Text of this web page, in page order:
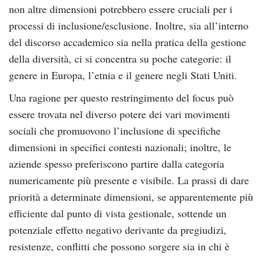
non altre dimensioni potrebbero essere cruciali per i
processi di inclusione/esclusione. Inoltre, sia all’interno
del discorso accademico sia nella pratica della gestione
della diversità, ci si concentra su poche categorie: il
genere in Europa, l’etnia e il genere negli Stati Uniti.
Una ragione per questo restringimento del focus può
essere trovata nel diverso potere dei vari movimenti
sociali che promuovono l’inclusione di specifiche
dimensioni in specifici contesti nazionali; inoltre, le
aziende spesso preferiscono partire dalla categoria
numericamente più presente e visibile. La prassi di dare
priorità a determinate dimensioni, se apparentemente più
efficiente dal punto di vista gestionale, sottende un
potenziale effetto negativo derivante da pregiudizi,
resistenze, conflitti che possono sorgere sia in chi è